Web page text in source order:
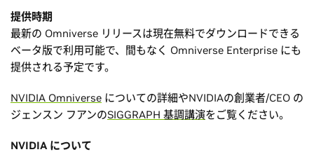
提供時期
最新の Omniverse リリースは現在無料でダウンロードできる
ベータ版で利用可能で、間もなく Omniverse Enterprise にも
提供される予定です。
NVIDIA Omniverse についての詳細やNVIDIAの創業者/CEO の
ジェンスン フアンのSIGGRAPH 基調講演をご覧ください。
NVIDIA について